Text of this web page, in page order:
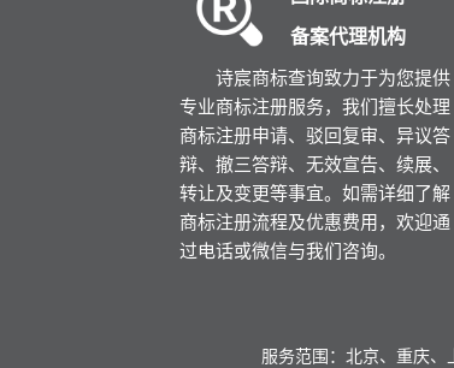
医疗保健用品商标注
教学用品商标注册
防护用品商标注册
食品商标注册
备案代理机构
诗宸商标查询致力于为您提供
专业商标注册服务，我们擅长处理
商标注册申请、驳回复审、异议答
辩、撤三答辩、无效宣告、续展、
转让及变更等事宜。如需详细了解
商标注册流程及优惠费用，欢迎通
过电话或微信与我们咨询。
服务范围：北京、重庆